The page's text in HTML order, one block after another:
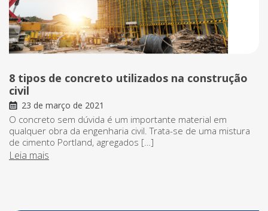
8 tipos de concreto utilizados na construção
civil
23 de março de 2021
O concreto sem dúvida é um importante material em
qualquer obra da engenharia civil. Trata-se de uma mistura
de cimento Portland, agregados […]
Leia mais